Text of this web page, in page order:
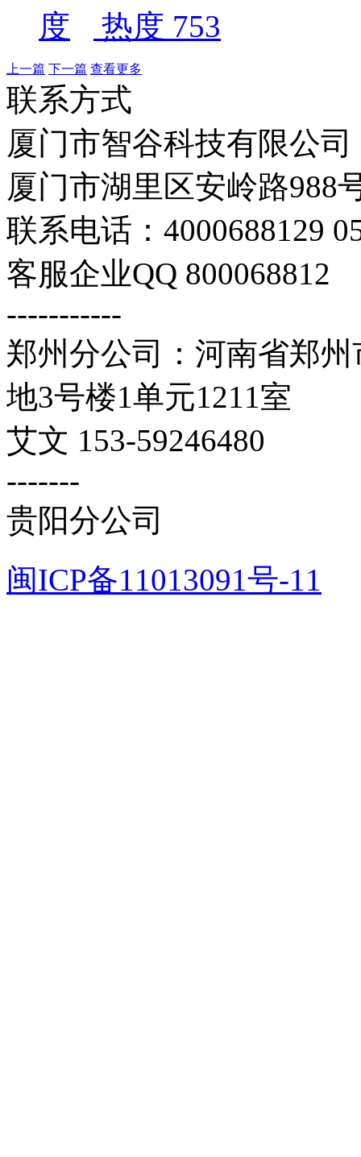
热度 753
上一篇 下一篇 查看更多
联系方式
厦门市智谷科技有限公司
厦门市湖里区安岭路988
联系电话：4000688129
客服企业QQ 800068812
-----------
郑州分公司：河南省郑
地3号楼1单元1211室
艾文 153-59246480
-------
贵阳分公司
闽ICP备11013091号-11